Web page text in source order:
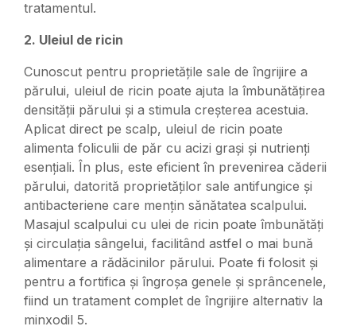
tratamentul.
2. Uleiul de ricin
Cunoscut pentru proprietățile sale de îngrijire a
părului, uleiul de ricin poate ajuta la îmbunătățirea
densității părului și a stimula creșterea acestuia.
Aplicat direct pe scalp, uleiul de ricin poate
alimenta foliculii de păr cu acizi grași și nutrienți
esențiali. În plus, este eficient în prevenirea căderii
părului, datorită proprietăților sale antifungice și
antibacteriene care mențin sănătatea scalpului.
Masajul scalpului cu ulei de ricin poate îmbunătăți
și circulația sângelui, facilitând astfel o mai bună
alimentare a rădăcinilor părului. Poate fi folosit și
pentru a fortifica și îngroșa genele și sprâncenele,
fiind un tratament complet de îngrijire alternativ la
minxodil 5.